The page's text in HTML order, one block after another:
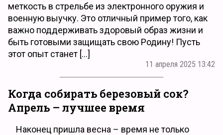
меткость в стрельбе из электронного оружия и
военную выучку. Это отличный пример того, как
важно поддерживать здоровый образ жизни и
быть готовыми защищать свою Родину! Пусть
этот опыт станет […]
11 апреля 2025 13:42
Когда собирать березовый сок?
Апрель – лучшее время
Наконец пришла весна – время не только